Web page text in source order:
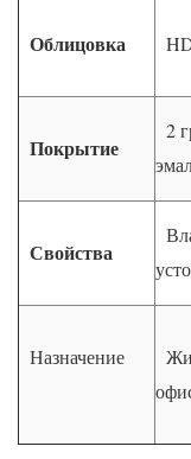
Облицовка
Покрытие
2
Свойства
Назначение